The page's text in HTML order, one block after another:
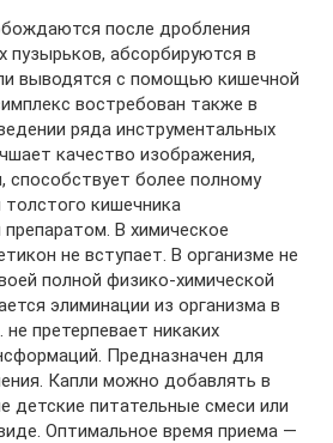
после дробления
пузырьков, абсорбируются в
выводятся с помощью кишечной
востребован также в
ряда инструментальных
качество изображения,
способствует более полному
кишечника
В химическое
не вступает. В организме не
полной физико-химической
элиминации из организма в
претерпевает никаких
Предназначен для
Капли можно добавлять в
детские питательные смеси или
Оптимальное время приема —